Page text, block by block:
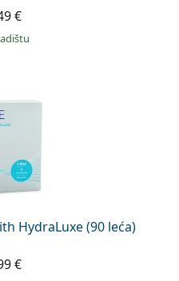
€
HydraLuxe (90 leća)
€